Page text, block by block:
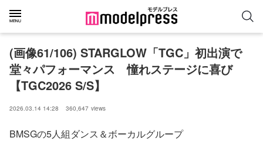
(画像61/106) STARGLOW「TGC」初出演で
堂々パフォーマンス 憧れステージに喜び
【TGC2026 S/S】
2026.03.14 14:28 360,647 views
BMSGの5人組ダンス＆ボーカルグループ